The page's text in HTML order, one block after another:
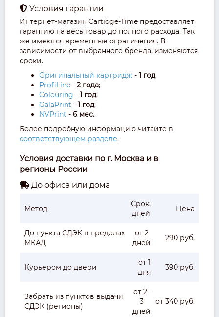
Условия гарантии
Интернет-магазин Cartidge-Time предоставляет
гарантию на весь товар до полного расхода. Так
же имеются временные ограничения. В
зависимости от выбранного бренда, изменяются
сроки.
Оригинальный картридж - 1 год.
ProfiLine - 2 года;
Colouring - 1 год;
GalaPrint - 1 год;
NVPrint - 6 мес..
Более подробную информацию читайте в
соответствующем разделе.
Условия доставки по г. Москва и в
регионы России
До офиса или дома
Метод
Срок,
дней
Цена
До пункта СДЭК в пределах
МКАД
от 2
дней
290 руб.
Курьером до двери
от 1
дня
390 руб.
Забрать из пунктов выдачи
СДЭК (регионы)
от 2-
3
дней
от 340 руб.